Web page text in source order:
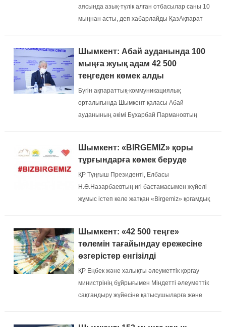
аясында азық-түлік алған отбасылар саны 10
мыңнан асты, деп хабарлайды ҚазАқпарат​
Шымкент: Абай ауданында 100
мыңға жуық адам 42 500
теңгеден көмек алды
Бүгін ақпараттық-коммуникациялық
орталығында Шымкент қаласы Абай
ауданының әкімі Бұхарбай Пармановтың
жөнінде онлайн-брифинг өтті....
Шымкент: «BIRGEMIZ» қоры
тұрғындарға көмек беруде
ҚР Тұңғыш Президенті, Елбасы
Н.Ә.Назарбаевтың игі бастамасымен жүйелі
жұмыс істеп келе жатқан «Birgemiz» қоғамдық
Шымкент: «42 500 теңге»
төлемін тағайындау ережесіне
өзгерістер енгізілді
ҚР Еңбек және халықты әлеуметтік қорғау
министрінің бұйрығымен Міндетті әлеуметтік
сақтандыру жүйесіне қатысушыларға және